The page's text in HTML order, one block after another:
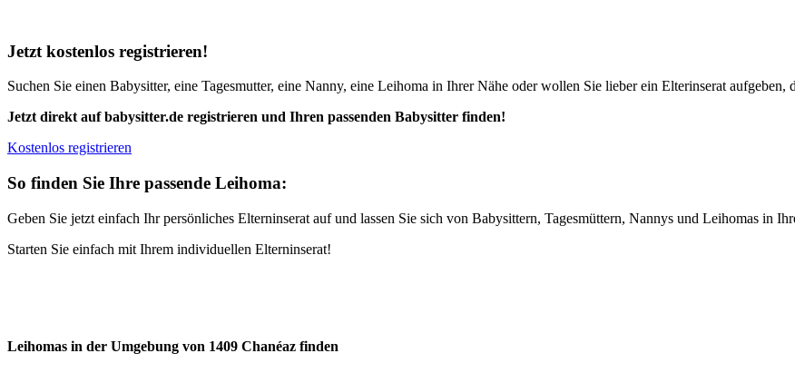
Jetzt kostenlos registrieren!
Suchen Sie einen Babysitter, eine Tagesmutter, eine Nanny, eine Leihoma in Ihrer Nähe oder wollen Sie lieber ein Elterinserat aufgeben,
Jetzt direkt auf babysitter.de registrieren und Ihren passenden Babysitter finden!
Kostenlos registrieren
So finden Sie Ihre passende Leihoma:
Geben Sie jetzt einfach Ihr persönliches Elterninserat auf und lassen Sie sich von Babysittern, Tagesmüttern, Nannys und Leihomas in
Starten Sie einfach mit Ihrem individuellen Elterninserat!
Leihomas in der Umgebung von 1409 Chanéaz finden